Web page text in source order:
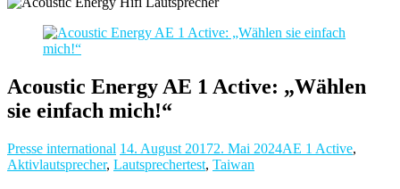
Acoustic Energy AE 1 Active: „Wählen
sie einfach mich!“
Presse international 14. August 20172. Mai 2024AE 1 Active,
Aktivlautsprecher, Lautsprechertest, Taiwan